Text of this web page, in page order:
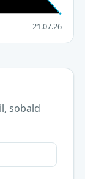
21.07.26
sobald